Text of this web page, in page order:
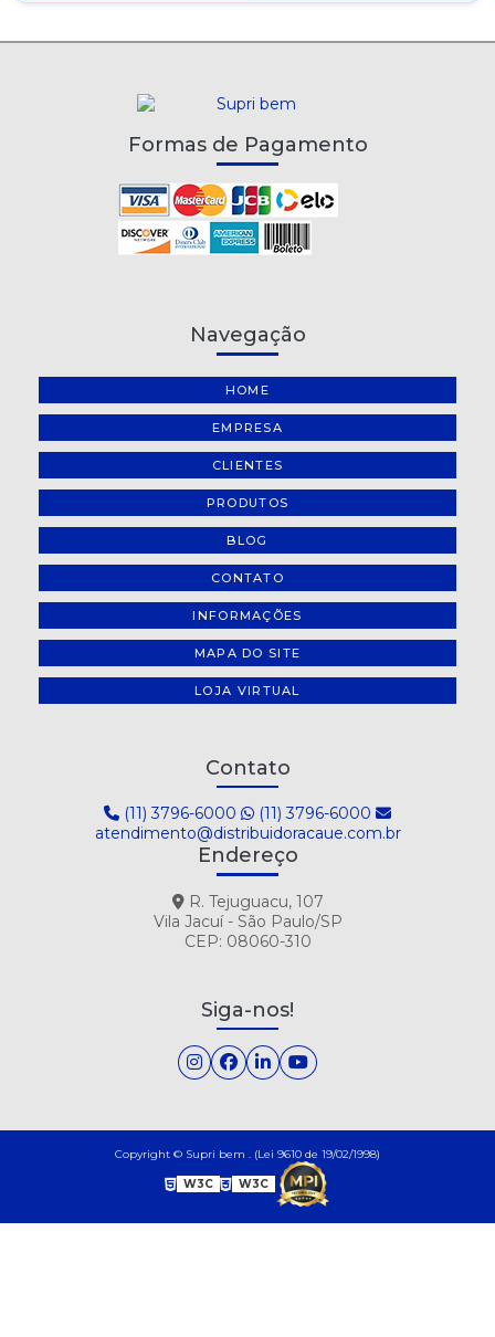
Formas de Pagamento
Navegação
HOME
EMPRESA
CLIENTES
PRODUTOS
BLOG
CONTATO
INFORMAÇÕES
MAPA DO SITE
LOJA VIRTUAL
Contato
(11) 3796-6000
(11) 3796-6000
atendimento@distribuidoracaue.com.br
Endereço
R. Tejuguacu, 107
Vila Jacuí - São Paulo/SP
CEP: 08060-310
Siga-nos!
Copyright © Supri bem . (Lei 9610 de 19/02/1998)
W3C W3C